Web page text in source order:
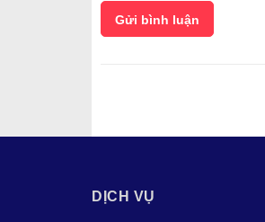
Gửi bình luận
DỊCH VỤ